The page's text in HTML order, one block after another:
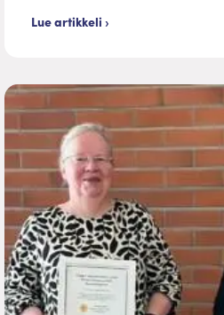
Lue artikkeli ›